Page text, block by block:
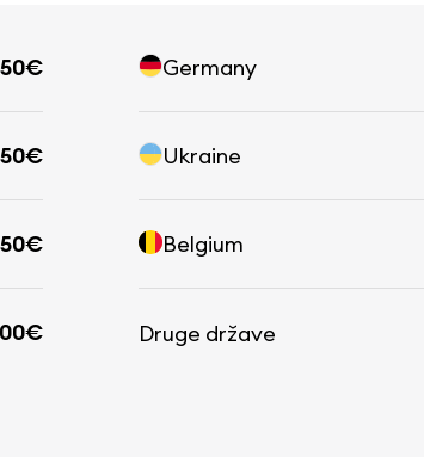
Germany
Ukraine
Belgium
Druge države